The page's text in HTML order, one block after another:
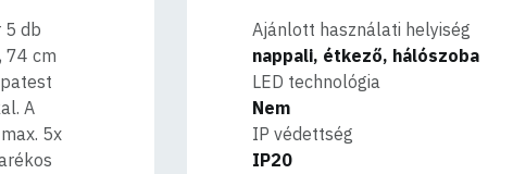
5 db
74 cm
A
5x
Ajánlott használati helyiség
nappali, étkező, hálószoba
LED technológia
Nem
IP védettség
IP20